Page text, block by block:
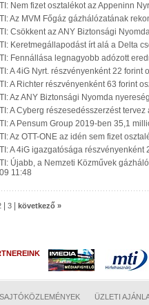
Nem fizet osztalékot az Appeninn
Az MVM Főgáz gázhálózatának
Csökkent az ANY Biztonsági
Keretmegállapodást írt alá a Delta
Fennállása legnagyobb adózott
A 4iG Nyrt. részvényenként 22 forint
A Richter részvényenként 63 forint
Az ANY Biztonsági Nyomda
A Cyberg részesedésszerzést
A Pensum Group 2019-ben 35,1
Az OTT-ONE az idén sem fizet
A 4iG igazgatósága
Újabb, a Nemzeti Közművek
11:48
3 következő »
SAJTÓKÖZLEMÉNYEK ÜZLETI